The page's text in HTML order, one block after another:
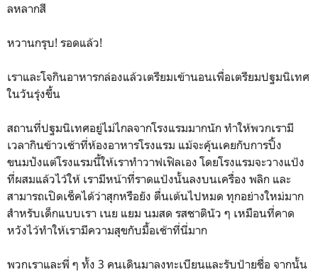
ลหลากสี
หวานกรุบ! รอดแล้ว!
เราและโจกินอาหารกล่องแล้วเตรียมเข้านอนเพื่อเตรียมปฐมนิเทศ
ในวันรุ่งขึ้น
สถานที่ปฐมนิเทศอยู่ไม่ไกลจากโรงแรมมากนัก ทำให้พวกเรามี
เวลากินข้าวเช้าที่ห้องอาหารโรงแรม แม้จะคุ้นเคยกับการปิ้ง
ขนมปังแต่โรงแรมนี้ให้เราทำวาฟเฟิลเอง โดยโรงแรมจะวางแป้ง
ที่ผสมแล้วไว้ให้ เรามีหน้าที่ราดแป้งนั้นลงบนเครื่อง พลิก และ
สามารถเปิดเช็คได้ว่าสุกหรือยัง ตื่นเต้นไปหมด ทุกอย่างใหม่มาก
สำหรับเด็กแบบเรา เนย แยม นมสด รสชาตินัว ๆ เหมือนที่คาด
หวังไว้ทำให้เรามีความสุขกับมื้อเช้าที่นี่มาก
พวกเราและพี่ ๆ ทั้ง 3 คนเดินมาลงทะเบียนและรับป้ายชื่อ จากนั้น